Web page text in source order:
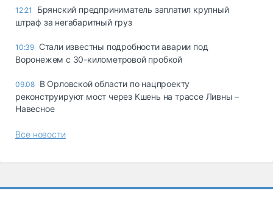
12:21
Брянский предприниматель заплатил крупный
штраф за негабаритный груз
10:39 Стали известны подробности аварии под
Воронежем с 30-километровой пробкой
09.08 В Орловской области по нацпроекту
реконструируют мост через Кшень на трассе Ливны –
Навесное
Все новости